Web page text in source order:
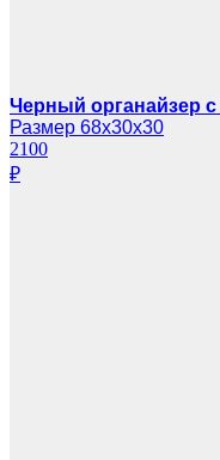
Черный органайзер с
Размер 68х30х30
2100
₽